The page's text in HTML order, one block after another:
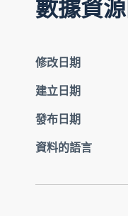
數據資
修改日期
建立日期
發布日期
資料的語言